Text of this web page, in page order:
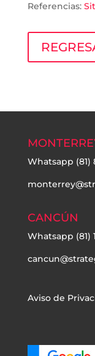
Referencias:
Whatsapp (81)
CANCÚN
Whatsapp (81)
Aviso de